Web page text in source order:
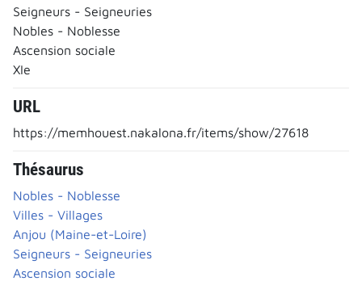
Seigneurs - Seigneuries
Nobles - Noblesse
Ascension sociale
XIe
URL
https://memhouest.nakalona.fr/items/show/27618
Thésaurus
Nobles - Noblesse
Villes - Villages
Anjou (Maine-et-Loire)
Seigneurs - Seigneuries
Ascension sociale